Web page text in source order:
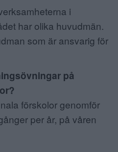
i
har olika huvudmän.
som är ansvarig för
på
förskolor genomför
per år, på våren